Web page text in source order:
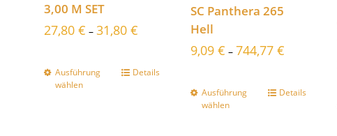
3,00 M SET
27,80 € – 31,80 €
Ausführung
wählen
Details
SC Panthera 265
Hell
9,09€ – 744,77€
Ausführung
wählen
Details